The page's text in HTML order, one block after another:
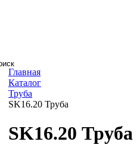
Главная
Каталог
Труба
SK16.20 Труба
SK16.20 Труба